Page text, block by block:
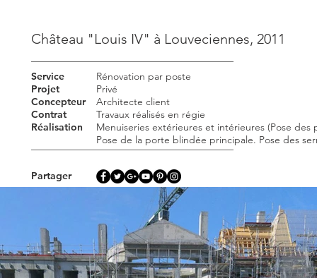
Château "Louis IV" à Louveciennes, 2011
Service
Projet
Concepteur
Contrat
Réalisation
Rénovation par poste
Privé
Architecte client
Travaux réalisés en régie
Menuiseries extérieures et intérieures (Pose
Pose de la porte blindée principale. Pose des
Partager